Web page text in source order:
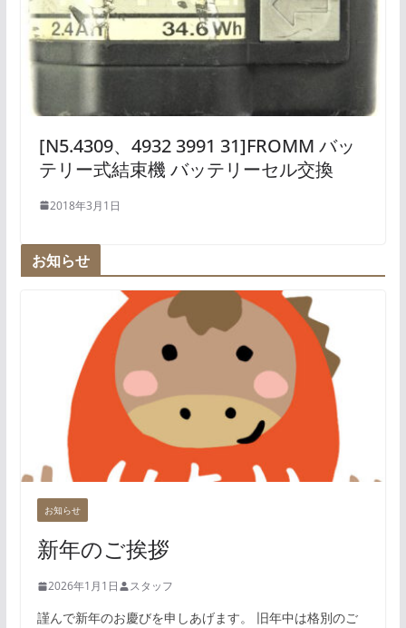
[N5.4309、4932 3991 31]FROMM バッ
テリー式結束機 バッテリーセル交換
2018年3月1日
お知らせ
お知らせ
新年のご挨拶
2026年1月1日 スタッフ
謹んで新年のお慶びを申しあげます。 旧年中は格別のご